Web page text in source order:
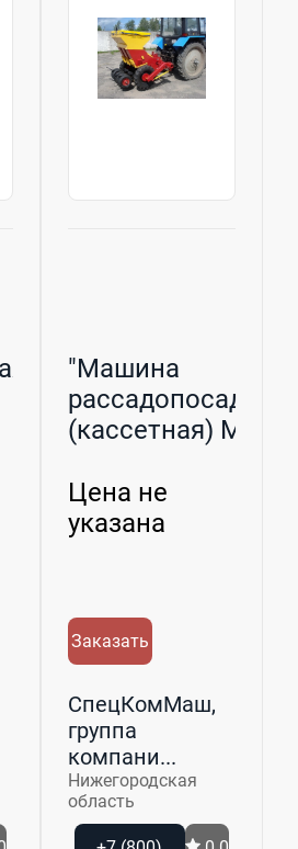
"Машина
(кассетная) МРП-
Цена не
указана
Заказать
СпецКомМаш,
группа
компани...
Нижегородская
область